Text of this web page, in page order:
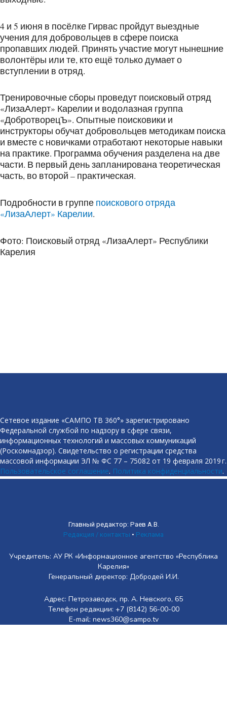
4 и 5 июня в посёлке Гирвас пройдут выездные
учения для добровольцев в сфере поиска
пропавших людей. Принять участие могут нынешние
волонтёры или те, кто ещё только думает о
вступлении в отряд.
Тренировочные сборы проведут поисковый отряд
«ЛизаАлерт» Карелии и водолазная группа
«ДобротворецЪ». Опытные поисковики и
инструкторы обучат добровольцев методикам поиска
и вместе с новичками отработают некоторые навыки
на практике. Программа обучения разделена на две
части. В первый день запланирована теоретическая
часть, во второй – практическая.
Подробности в группе поискового отряда
«ЛизаАлерт» Карелии.
Фото: Поисковый отряд «ЛизаАлерт» Республики
Карелия
Сетевое издание «САМПО ТВ 360°» зарегистрировано
Федеральной службой по надзору в сфере связи,
информационных технологий и массовых коммуникаций
(Роскомнадзор). Свидетельство о регистрации средства
массовой информации ЭЛ № ФС 77 – 75082 от 19 февраля 2019 г.
Пользовательское соглашение. Политика конфиденциальности.
Главный редактор: Раев А.В.
Редакция / контакты • Реклама
Учредитель: АУ РК «Информационное агентство «Республика
Карелия»
Генеральный директор: Добродей И.И.
Адрес: Петрозаводск, пр. А. Невского, 65
Телефон редакции: +7 (8142) 56-00-00
E-mail: news360@sampo.tv